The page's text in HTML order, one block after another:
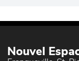
Nouvel